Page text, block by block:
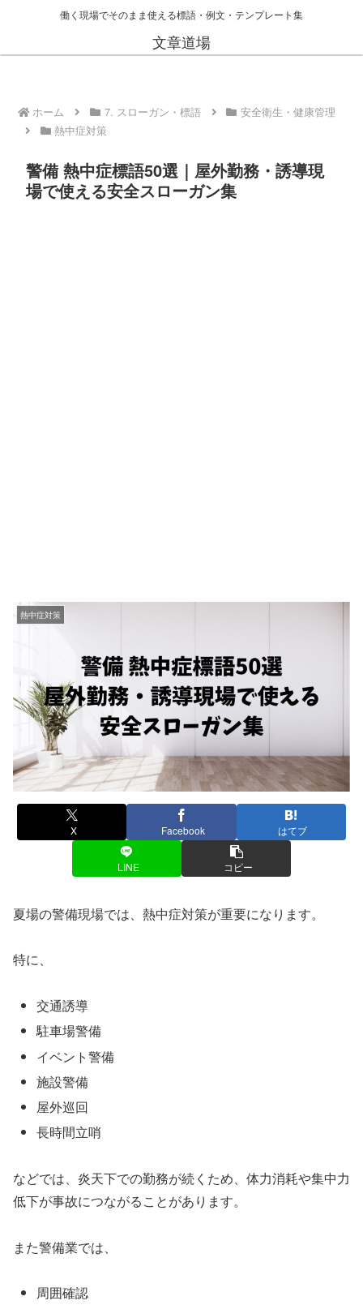
働く現場でそのまま使える標語・例文・テンプレート集
文章道場
ホーム 7. スローガン・標語
安全衛生・健康管理
熱中症対策
警備 熱中症標語50選｜屋外勤務・誘導現
場で使える安全スローガン集
熱中症対策
X Facebook はてブ
LINE コピー
夏場の警備現場では、熱中症対策が重要になります。
特に、
交通誘導
駐車場警備
イベント警備
施設警備
屋外巡回
長時間立哨
などでは、炎天下での勤務が続くため、体力消耗や集中力
低下が事故につながることがあります。
また警備業では、
周囲確認